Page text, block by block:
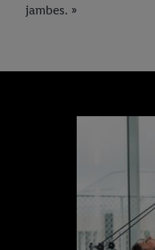
jambes. »